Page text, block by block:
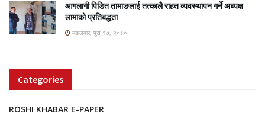
आगलागी पिडित तामाङलाई तत्कालै राहत व्यवस्थापन गर्ने अध्यक्ष
लामाको प्रतिबद्धता
मङ्लबार, पुस १७, २०८०
Categories
ROSHI KHABAR E-PAPER